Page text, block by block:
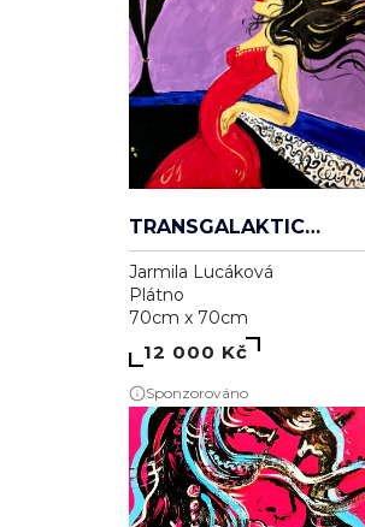
TRANSGALAKTICKÁ
Jarmila Lucáková
Plátno
70cm x 70cm
12 000 Kč
Sponzorováno